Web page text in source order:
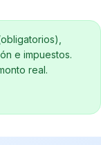
e impuestos.
real.